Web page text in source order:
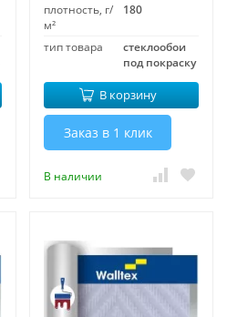
плотность, г/
м²
180
тип товара
стеклообои
под покраску
В корзину
Заказ в 1 клик
В наличии